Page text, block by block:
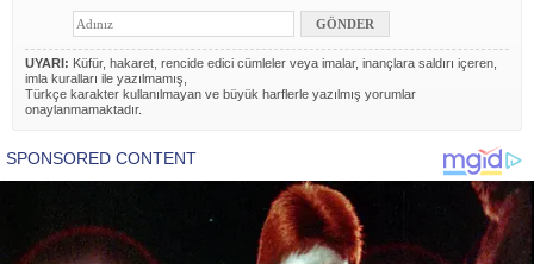
UYARI: Küfür, hakaret, rencide edici cümleler veya imalar, inançlara saldırı içeren,
imla kuralları ile yazılmamış,
Türkçe karakter kullanılmayan ve büyük harflerle yazılmış yorumlar
onaylanmamaktadır.